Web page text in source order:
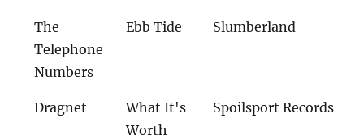
The
Telephone
Numbers
Ebb Tide Slumberland
Dragnet
What It's
Worth
Spoilsport Records